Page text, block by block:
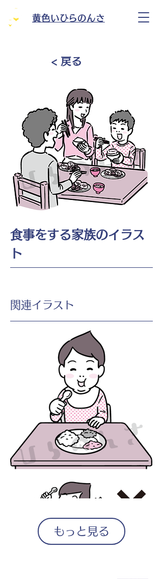
黄色いひらのんさ
< 戻る
食事をする家族のイラス
ト
​関連イラスト
もっと見る